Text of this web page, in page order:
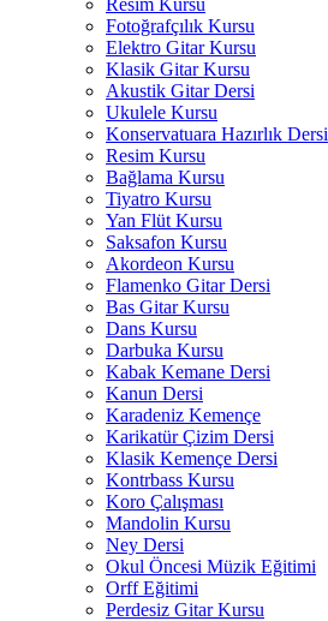
Resim Kursu
Fotoğrafçılık Kursu
Elektro Gitar Kursu
Klasik Gitar Kursu
Akustik Gitar Dersi
Ukulele Kursu
Konservatuara Hazırlık Dersi
Resim Kursu
Bağlama Kursu
Tiyatro Kursu
Yan Flüt Kursu
Saksafon Kursu
Akordeon Kursu
Flamenko Gitar Dersi
Bas Gitar Kursu
Dans Kursu
Darbuka Kursu
Kabak Kemane Dersi
Kanun Dersi
Karadeniz Kemençe
Karikatür Çizim Dersi
Klasik Kemençe Dersi
Kontrbass Kursu
Koro Çalışması
Mandolin Kursu
Ney Dersi
Okul Öncesi Müzik Eğitimi
Orff Eğitimi
Perdesiz Gitar Kursu